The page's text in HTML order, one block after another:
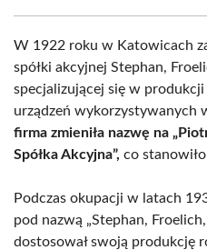
W 1922 roku w Katowicach
spółki akcyjnej Stephan,
specjalizującej się w
urządzeń wykorzystywanych
firma zmieniła nazwę na
Spółka Akcyjna”, co
Podczas okupacji w latach
pod nazwą „Stephan,
dostosował swoją produkcję